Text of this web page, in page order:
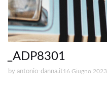
_ADP8301
by antonio-danna.it16 Giugno 2023